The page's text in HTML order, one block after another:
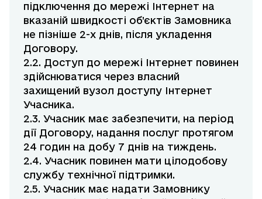
підключення до мережі Інтернет на
вказаній швидкості об’єктів Замовника
не пізніше 2-х днів, після укладення
Договору.
2.2. Доступ до мережі Інтернет повинен
здійснюватися через власний
захищений вузол доступу Інтернет
Учасника.
2.3. Учасник має забезпечити, на період
дії Договору, надання послуг протягом
24 годин на добу 7 днів на тиждень.
2.4. Учасник повинен мати цілодобову
службу технічної підтримки.
2.5. Учасник має надати Замовнику